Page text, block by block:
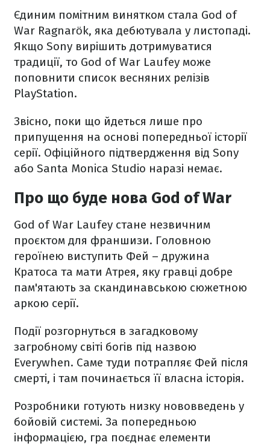
Єдиним помітним винятком стала God of
War Ragnarök, яка дебютувала у листопаді.
Якщо Sony вирішить дотримуватися
традиції, то God of War Laufey може
поповнити список весняних релізів
PlayStation.
Звісно, поки що йдеться лише про
припущення на основі попередньої історії
серії. Офіційного підтвердження від Sony
або Santa Monica Studio наразі немає.
Про що буде нова God of War
God of War Laufey стане незвичним
проєктом для франшизи. Головною
героїнею виступить Фей – дружина
Кратоса та мати Атрея, яку гравці добре
пам'ятають за скандинавською сюжетною
аркою серії.
Події розгорнуться в загадковому
загробному світі богів під назвою
Everywhen. Саме туди потрапляє Фей після
смерті, і там починається її власна історія.
Розробники готують низку нововведень у
бойовій системі. За попередньою
інформацією, гра поєднає елементи